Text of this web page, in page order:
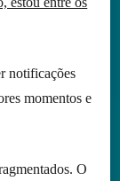
notificações
momentos e
O